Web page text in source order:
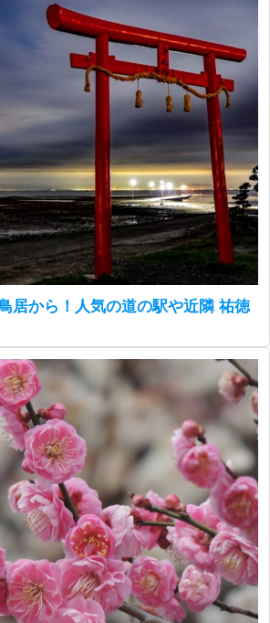
居から！人気の道の駅や近隣 祐徳